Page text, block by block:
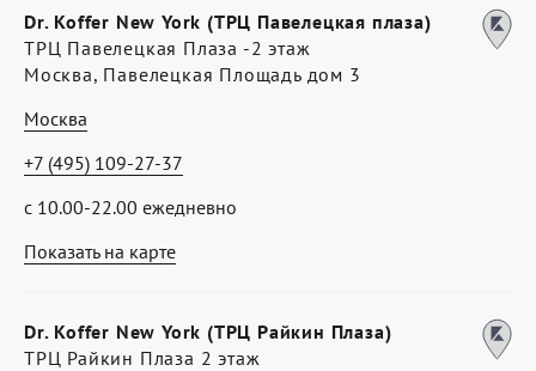
Показать на карте
Dr. Koffer New York (ТРЦ Павелецкая плаза)
ТРЦ Павелецкая Плаза -2 этаж
Москва, Павелецкая Площадь дом 3
Москва
с 10.00-22.00 ежедневно
+7 (495) 109-27-37
Dr. Koffer New York (ТРЦ Райкин Плаза)
ТРЦ Райкин Плаза 2 этаж